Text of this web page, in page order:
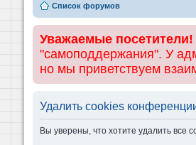
Список форумов
Уважаемые посетители!
"самоподдержания". У
но мы приветствуем
Удалить cookies
Вы уверены, что хотите удалить все